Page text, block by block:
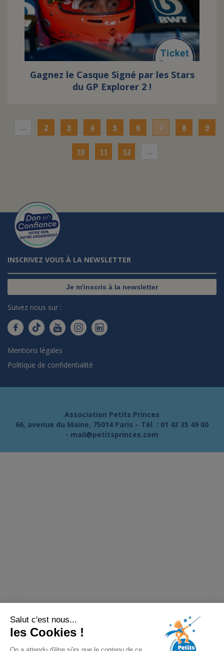
Salut c'est nous...
les Cookies !
On a attendu d'être sûrs que le contenu de ce
Gagnez le Casque Signé par les Stars
du GP Explorer 2 !
… 2 3 4 5 6 7 8 9
10 11 12 …
INSCRIVEZ VOUS À LA NEWSLETTER
Je m'inscris à la newsletter
Suivez nous sur :
Mentions légales
Politique de confidentialité
Association Petits Princes
66, avenue du Maine, 75014 Paris – Tél. : 01 43 35 49 00
- mail@petitsprinces.com